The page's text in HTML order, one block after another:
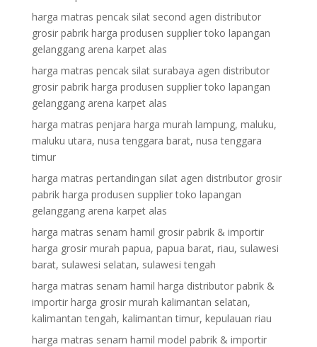
harga matras pencak silat second agen distributor
grosir pabrik harga produsen supplier toko lapangan
gelanggang arena karpet alas
harga matras pencak silat surabaya agen distributor
grosir pabrik harga produsen supplier toko lapangan
gelanggang arena karpet alas
harga matras penjara harga murah lampung, maluku,
maluku utara, nusa tenggara barat, nusa tenggara
timur
harga matras pertandingan silat agen distributor grosir
pabrik harga produsen supplier toko lapangan
gelanggang arena karpet alas
harga matras senam hamil grosir pabrik & importir
harga grosir murah papua, papua barat, riau, sulawesi
barat, sulawesi selatan, sulawesi tengah
harga matras senam hamil harga distributor pabrik &
importir harga grosir murah kalimantan selatan,
kalimantan tengah, kalimantan timur, kepulauan riau
harga matras senam hamil model pabrik & importir